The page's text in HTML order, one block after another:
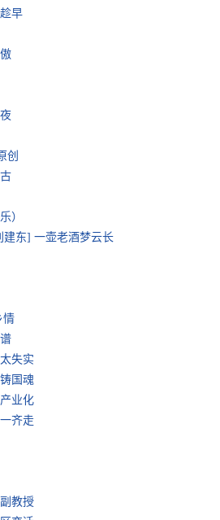
早
创
）
建东] 一壶老酒梦云长
情
失实
国魂
业化
齐走
教授